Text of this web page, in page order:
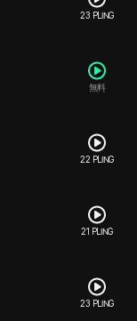
23 PLING
無料
22 PLING
21 PLING
23 PLING